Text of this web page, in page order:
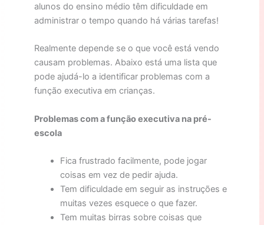
alunos do ensino médio têm dificuldade em
administrar o tempo quando há várias tarefas!
Realmente depende se o que você está vendo
causam problemas. Abaixo está uma lista que
pode ajudá-lo a identificar problemas com a
função executiva em crianças.
Problemas com a função executiva na pré-
escola
Fica frustrado facilmente, pode jogar
coisas em vez de pedir ajuda.
Tem dificuldade em seguir as instruções e
muitas vezes esquece o que fazer.
Tem muitas birras sobre coisas que